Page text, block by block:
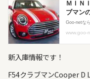
新入庫情報です！
F54クラブマンCooper D